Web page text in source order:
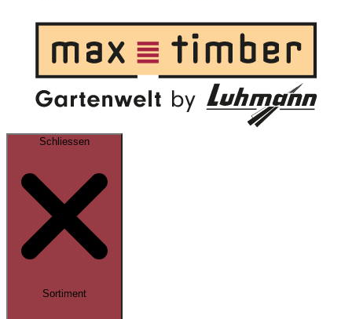
Schliessen
Sortiment